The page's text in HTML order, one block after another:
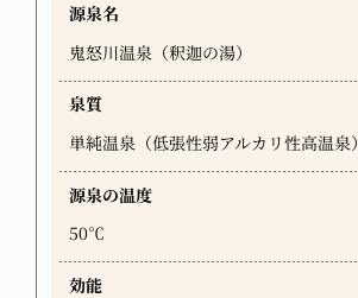
源泉名
鬼怒川温泉（釈迦の湯）
泉質
単純温泉（低張性弱アルカリ性高温泉）
源泉の温度
50℃
効能